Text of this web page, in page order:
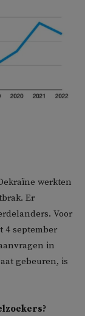
werkten
Er
Voor
4 september
in
gebeuren, is